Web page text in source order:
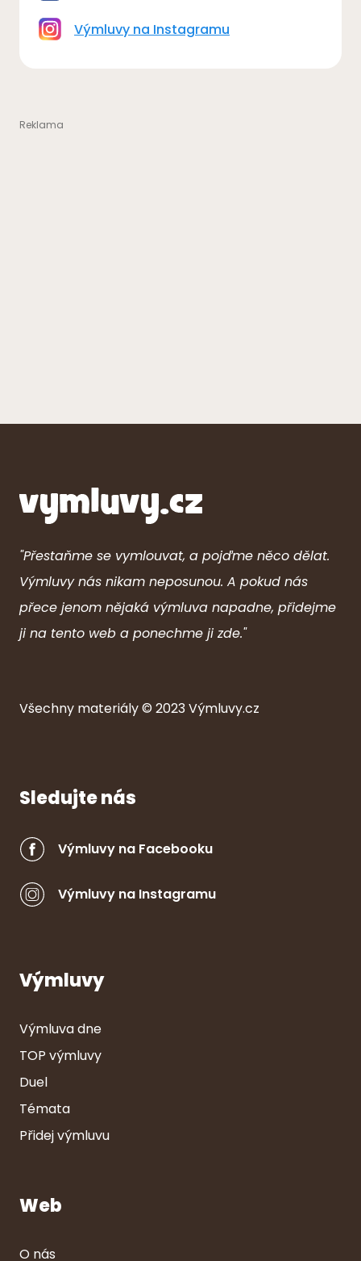
Výmluvy na Instagramu
"Přestaňme se vymlouvat, a pojďme něco dělat.
Výmluvy nás nikam neposunou. A pokud nás
přece jenom nějaká výmluva napadne, přidejme
ji na tento web a ponechme ji zde."
Všechny materiály © 2023Výmluvy.cz
Sledujte nás
Výmluvy na Facebooku
Výmluvy na Instagramu
Výmluvy
Výmluva dne
TOP výmluvy
Duel
Témata
Přidej výmluvu
Web
O nás